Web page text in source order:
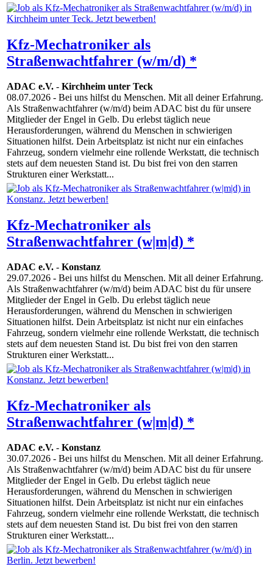
Kfz-Mechatroniker als
Straßenwachtfahrer (w/m/d) *
ADAC e.V. - Kirchheim unter Teck
08.07.2026 - Bei uns hilfst du Menschen. Mit all deiner Erfahrung.
Als Straßenwachtfahrer (w/m/d) beim ADAC bist du für unsere
Mitglieder der Engel in Gelb. Du erlebst täglich neue
Herausforderungen, während du Menschen in schwierigen
Situationen hilfst. Dein Arbeitsplatz ist nicht nur ein einfaches
Fahrzeug, sondern vielmehr eine rollende Werkstatt, die technisch
stets auf dem neuesten Stand ist. Du bist frei von den starren
Strukturen einer Werkstatt...
Kfz-Mechatroniker als
Straßenwachtfahrer (w|m|d) *
ADAC e.V. - Konstanz
29.07.2026 - Bei uns hilfst du Menschen. Mit all deiner Erfahrung.
Als Straßenwachtfahrer (w/m/d) beim ADAC bist du für unsere
Mitglieder der Engel in Gelb. Du erlebst täglich neue
Herausforderungen, während du Menschen in schwierigen
Situationen hilfst. Dein Arbeitsplatz ist nicht nur ein einfaches
Fahrzeug, sondern vielmehr eine rollende Werkstatt, die technisch
stets auf dem neuesten Stand ist. Du bist frei von den starren
Strukturen einer Werkstatt...
Kfz-Mechatroniker als
Straßenwachtfahrer (w|m|d) *
ADAC e.V. - Konstanz
30.07.2026 - Bei uns hilfst du Menschen. Mit all deiner Erfahrung.
Als Straßenwachtfahrer (w/m/d) beim ADAC bist du für unsere
Mitglieder der Engel in Gelb. Du erlebst täglich neue
Herausforderungen, während du Menschen in schwierigen
Situationen hilfst. Dein Arbeitsplatz ist nicht nur ein einfaches
Fahrzeug, sondern vielmehr eine rollende Werkstatt, die technisch
stets auf dem neuesten Stand ist. Du bist frei von den starren
Strukturen einer Werkstatt...